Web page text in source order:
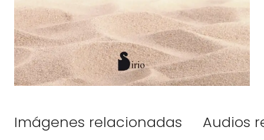
Imágenes relacionadas Audios